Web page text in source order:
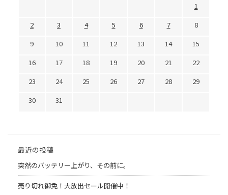
1
2
3 4 5 6 7
8
9
10 11 12 13 14
15
16
17 18 19 20 21
22
23
24 25 26 27 28
29
30
31
最近の投稿
突然のバッテリー上がり、その前に。
売り切れ御免！大放出セール開催中！